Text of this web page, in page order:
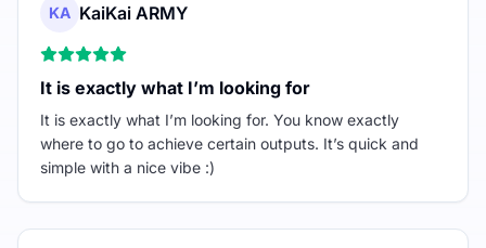
KA KaiKai ARMY
It is exactly what I’m looking for
It is exactly what I’m looking for. You know exactly
where to go to achieve certain outputs. It’s quick and
simple with a nice vibe :)